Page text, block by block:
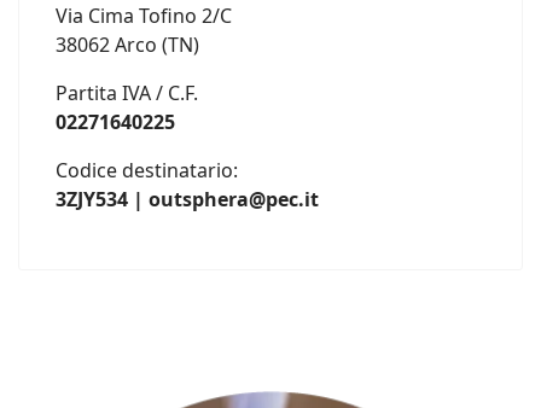
Via Cima Tofino 2/C
38062 Arco (TN)
Partita IVA / C.F.
02271640225
Codice destinatario:
3ZJY534 | outsphera@pec.it